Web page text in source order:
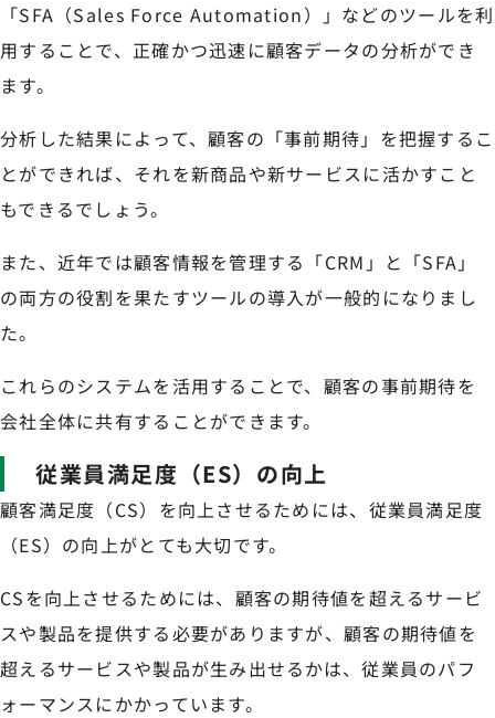
「SFA（Sales Force Automation）」などのツールを利
用することで、正確かつ迅速に顧客データの分析ができ
ます。
分析した結果によって、顧客の「事前期待」を把握するこ
とができれば、それを新商品や新サービスに活かすこと
もできるでしょう。
また、近年では顧客情報を管理する「CRM」と「SFA」
の両方の役割を果たすツールの導入が一般的になりまし
た。
これらのシステムを活用することで、顧客の事前期待を
会社全体に共有することができます。
従業員満足度（ES）の向上
顧客満足度（CS）を向上させるためには、従業員満足度
（ES）の向上がとても大切です。
CSを向上させるためには、顧客の期待値を超えるサービ
スや製品を提供する必要がありますが、顧客の期待値を
超えるサービスや製品が生み出せるかは、従業員のパフ
ォーマンスにかかっています。